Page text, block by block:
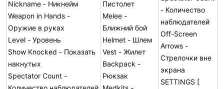
Nickname - Никнейм
Weapon in Hands -
Оружие в руках
Level - Уровень
Show Knocked - Показать
накнутых
Spectator Count -
Пистолет
Melee -
Ближний бой
Helmet - Шлем
Vest - Жилет
Backpack -
Рюкзак
- Количество
наблюдателей
Off-Screen
Arrows -
Стрелочки вне
экрана
SETTINGS [